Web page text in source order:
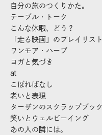
自分の旅のつくりかた。
テーブル・トーク
こんな休暇、どう？
「走る映画」のプレイリスト
ワンモア・ハーブ
ヨガと気づき
at
こぼればなし
老いと表現
ターザンのスクラップブック
笑いとウェルビーイング
あの人の隣には。